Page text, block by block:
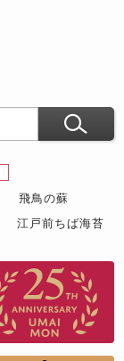
飛鳥の蘇
江戸前ちば海苔